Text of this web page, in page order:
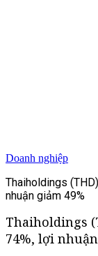
Doanh nghiệp
Thaiholdings
nhuận giảm 49%
Thaiholdings
74%, lợi